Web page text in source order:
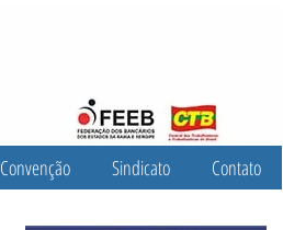
Convenção Sindicato Contato